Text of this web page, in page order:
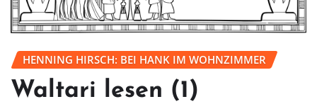
HENNING HIRSCH: BEI HANK IM WOHNZIMMER
Waltari lesen (1)